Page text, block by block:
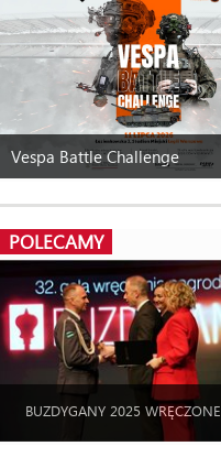
Vespa Battle Challenge
POLECAMY
BUZDYGANY 2025 WRĘCZONE